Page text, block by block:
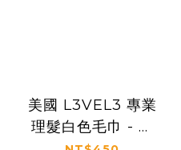
美國 L3VEL3 專業
理髮白色毛巾 - 三